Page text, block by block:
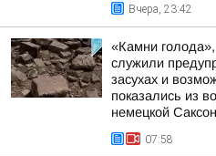
Вчера, 23:42
«Камни
служили
засухах и
показались из
немецкой
07:58